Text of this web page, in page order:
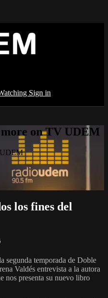
Sign in
on TV UDEM
UDEM
los fines del
segunda temporada de Doble
Valdés entrevista a la autora
nos presenta su nuevo libro